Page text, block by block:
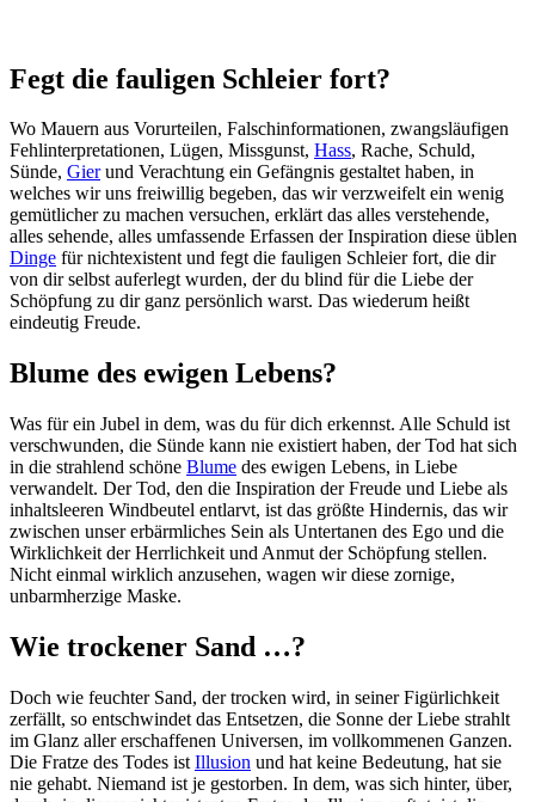
Fegt die fauligen Schleier fort?
Wo Mauern aus Vorurteilen, Falschinformationen, zwangsläufigen
Fehlinterpretationen, Lügen, Missgunst, Hass, Rache, Schuld,
Sünde, Gierund Verachtung ein Gefängnis gestaltet haben, in
welches wir uns freiwillig begeben, das wir verzweifelt ein wenig
gemütlicher zu machen versuchen, erklärt das alles verstehende,
alles sehende, alles umfassende Erfassen der Inspiration diese üblen
Dinge für nichtexistent und fegt die fauligen Schleier fort, die dir
von dir selbst auferlegt wurden, der du blind für die Liebe der
Schöpfung zu dir ganz persönlich warst. Das wiederum heißt
eindeutig Freude.
Blume des ewigen Lebens?
Was für ein Jubel in dem, was du für dich erkennst. Alle Schuld ist
verschwunden, die Sünde kann nie existiert haben, der Tod hat sich
in die strahlend schöne Blume des ewigen Lebens, in Liebe
verwandelt. Der Tod, den die Inspiration der Freude und Liebe als
inhaltsleeren Windbeutel entlarvt, ist das größte Hindernis, das wir
zwischen unser erbärmliches Sein als Untertanen des Ego und die
Wirklichkeit der Herrlichkeit und Anmut der Schöpfung stellen.
Nicht einmal wirklich anzusehen, wagen wir diese zornige,
unbarmherzige Maske.
Wie trockener Sand …?
Doch wie feuchter Sand, der trocken wird, in seiner Figürlichkeit
zerfällt, so entschwindet das Entsetzen, die Sonne der Liebe strahlt
im Glanz aller erschaffenen Universen, im vollkommenen Ganzen.
Die Fratze des Todes ist Illusion und hat keine Bedeutung, hat sie
nie gehabt. Niemand ist je gestorben. In dem, was sich hinter, über,